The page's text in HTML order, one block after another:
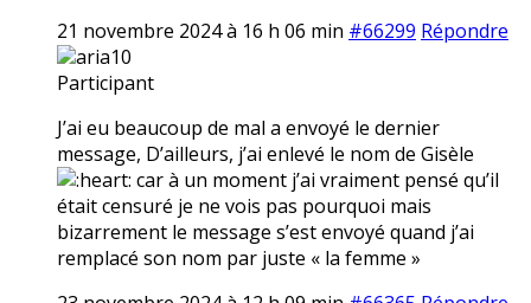
21 novembre 2024 à 16 h 06 min #66299 Répondre
aria10
Participant
J’ai eu beaucoup de mal a envoyé le dernier
message, D’ailleurs, j’ai enlevé le nom de Gisèle
car à un moment j’ai vraiment pensé qu’il
était censuré je ne vois pas pourquoi mais
bizarrement le message s’est envoyé quand j’ai
remplacé son nom par juste « la femme »